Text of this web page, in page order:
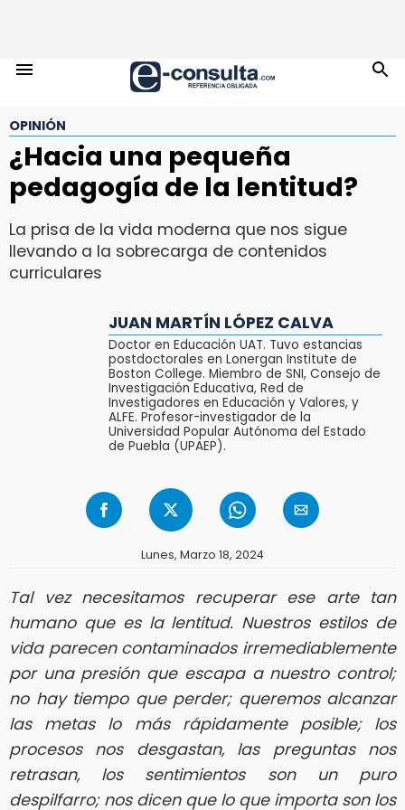
OPINIÓN
¿Hacia una pequeña
pedagogía de la lentitud?
La prisa de la vida moderna que nos sigue
llevando a la sobrecarga de contenidos
curriculares
JUAN MARTÍN LÓPEZ CALVA
Doctor en Educación UAT. Tuvo estancias
postdoctorales en Lonergan Institute de
Boston College. Miembro de SNI, Consejo de
Investigación Educativa, Red de
Investigadores en Educación y Valores, y
ALFE. Profesor-investigador de la
Universidad Popular Autónoma del Estado
de Puebla (UPAEP).
Lunes, Marzo 18, 2024
Tal vez necesitamos recuperar ese arte tan
humano que es la lentitud. Nuestros estilos de
vida parecen contaminados irremediablemente
por una presión que escapa a nuestro control;
no hay tiempo que perder; queremos alcanzar
las metas lo más rápidamente posible; los
procesos nos desgastan, las preguntas nos
retrasan, los sentimientos son un puro
despilfarro; nos dicen que lo que importa son los